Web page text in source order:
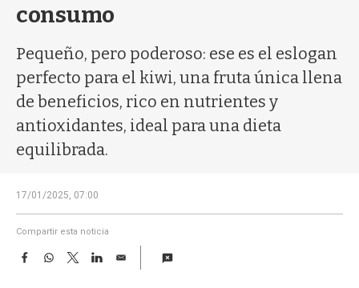
consumo
Pequeño, pero poderoso: ese es el eslogan
perfecto para el kiwi, una fruta única llena
de beneficios, rico en nutrientes y
antioxidantes, ideal para una dieta
equilibrada.
17/01/2025, 07:00
Compartir esta noticia
F
W
T
w
L
E